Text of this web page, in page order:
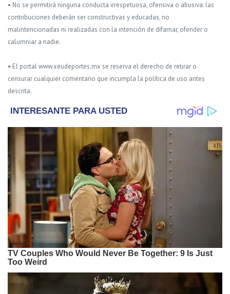
• No se permitirá ninguna conducta irrespetuosa, ofensiva o abusiva: las
contribuciones deberán ser constructivas y educadas, no
malintencionadas ni realizadas con la intención de difamar, ofender o
calumniar a nadie.
• El portal www.xeudeportes.mx se reserva el derecho de retirar o
censurar cualquier comentario que incumpla la política de uso antes
descrita.